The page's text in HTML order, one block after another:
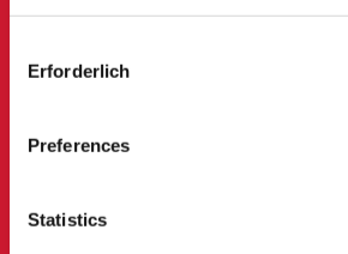
Selection
Erforderlich
Preferences
Statistics
NEWSLETTER
Melden Sie sich an, um über neue